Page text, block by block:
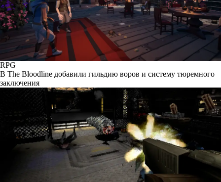
RPG
В The Bloodline добавили гильдию воров и систему тюремного
заключения